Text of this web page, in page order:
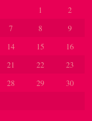
1
2
7 8
9
14 15
16
21 22
23
28 29
30